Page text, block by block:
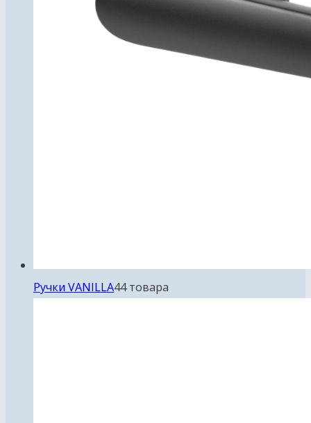
Ручки VANILLA44 товара